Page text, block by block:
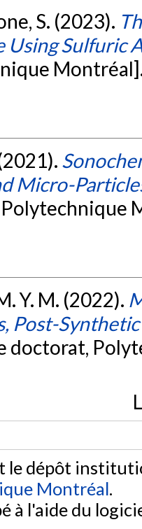
S. (2023).
Using Sulfuric
Micro-
Y. M. (2022).
Post-
doctorat,
le dépôt
Montréal.
à l'aide du